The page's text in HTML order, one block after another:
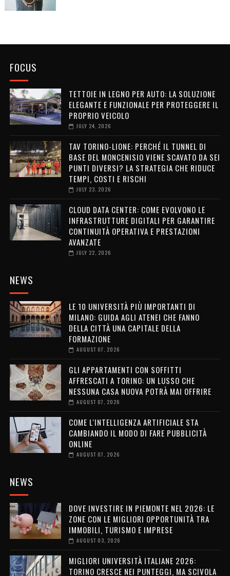
FOCUS
TETTOIE IN LEGNO PER AUTO: LA SOLUZIONE
ELEGANTE E FUNZIONALE PER PROTEGGERE IL
PROPRIO VEICOLO
JULY 24, 2026
TAV TORINO-LIONE: PERCHÉ IL TUNNEL DI
BASE DEL MONCENISIO VIENE SCAVATO DA SEI
PUNTI DIVERSI? LA STRATEGIA CHE RIDUCE
TEMPI, COSTI E RISCHI
JULY 23, 2026
CLOUD DATA CENTER: COME EVOLVONO LE
INFRASTRUTTURE DIGITALI PER GARANTIRE
CONTINUITÀ OPERATIVA E PRESTAZIONI
AVANZATE
JULY 22, 2026
NEWS
LE 10 UNIVERSITÀ PIÙ IMPORTANTI DI
MILANO: GUIDA AGLI ATENEI CHE FANNO
DELLA CITTÀ UNA CAPITALE DELLA
FORMAZIONE
AUGUST 07, 2026
GLI APPARTAMENTI CON SOFFITTI
AFFRESCATI A TORINO: UN LUSSO CHE
NESSUNA CASA NUOVA POTRÀ MAI OFFRIRE
AUGUST 07, 2026
COME L'INTELLIGENZA ARTIFICIALE STA
CAMBIANDO IL MODO DI FARE PUBBLICITÀ
ONLINE
AUGUST 07, 2026
NEWS
DOVE INVESTIRE IN PIEMONTE NEL 2026: LE
ZONE CON LE MIGLIORI OPPORTUNITÀ TRA
IMMOBILI, TURISMO E IMPRESE
AUGUST 03, 2026
MIGLIORI UNIVERSITÀ ITALIANE 2026:
TORINO CRESCE NEI PUNTEGGI, MA SCIVOLA